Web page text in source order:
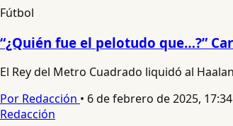
Fútbol
“¿Quién fue el pelotudo que…?”
El Rey del Metro Cuadrado liquidó al
Por Redacción • 6 de febrero de 2025, 17:34
Redacción